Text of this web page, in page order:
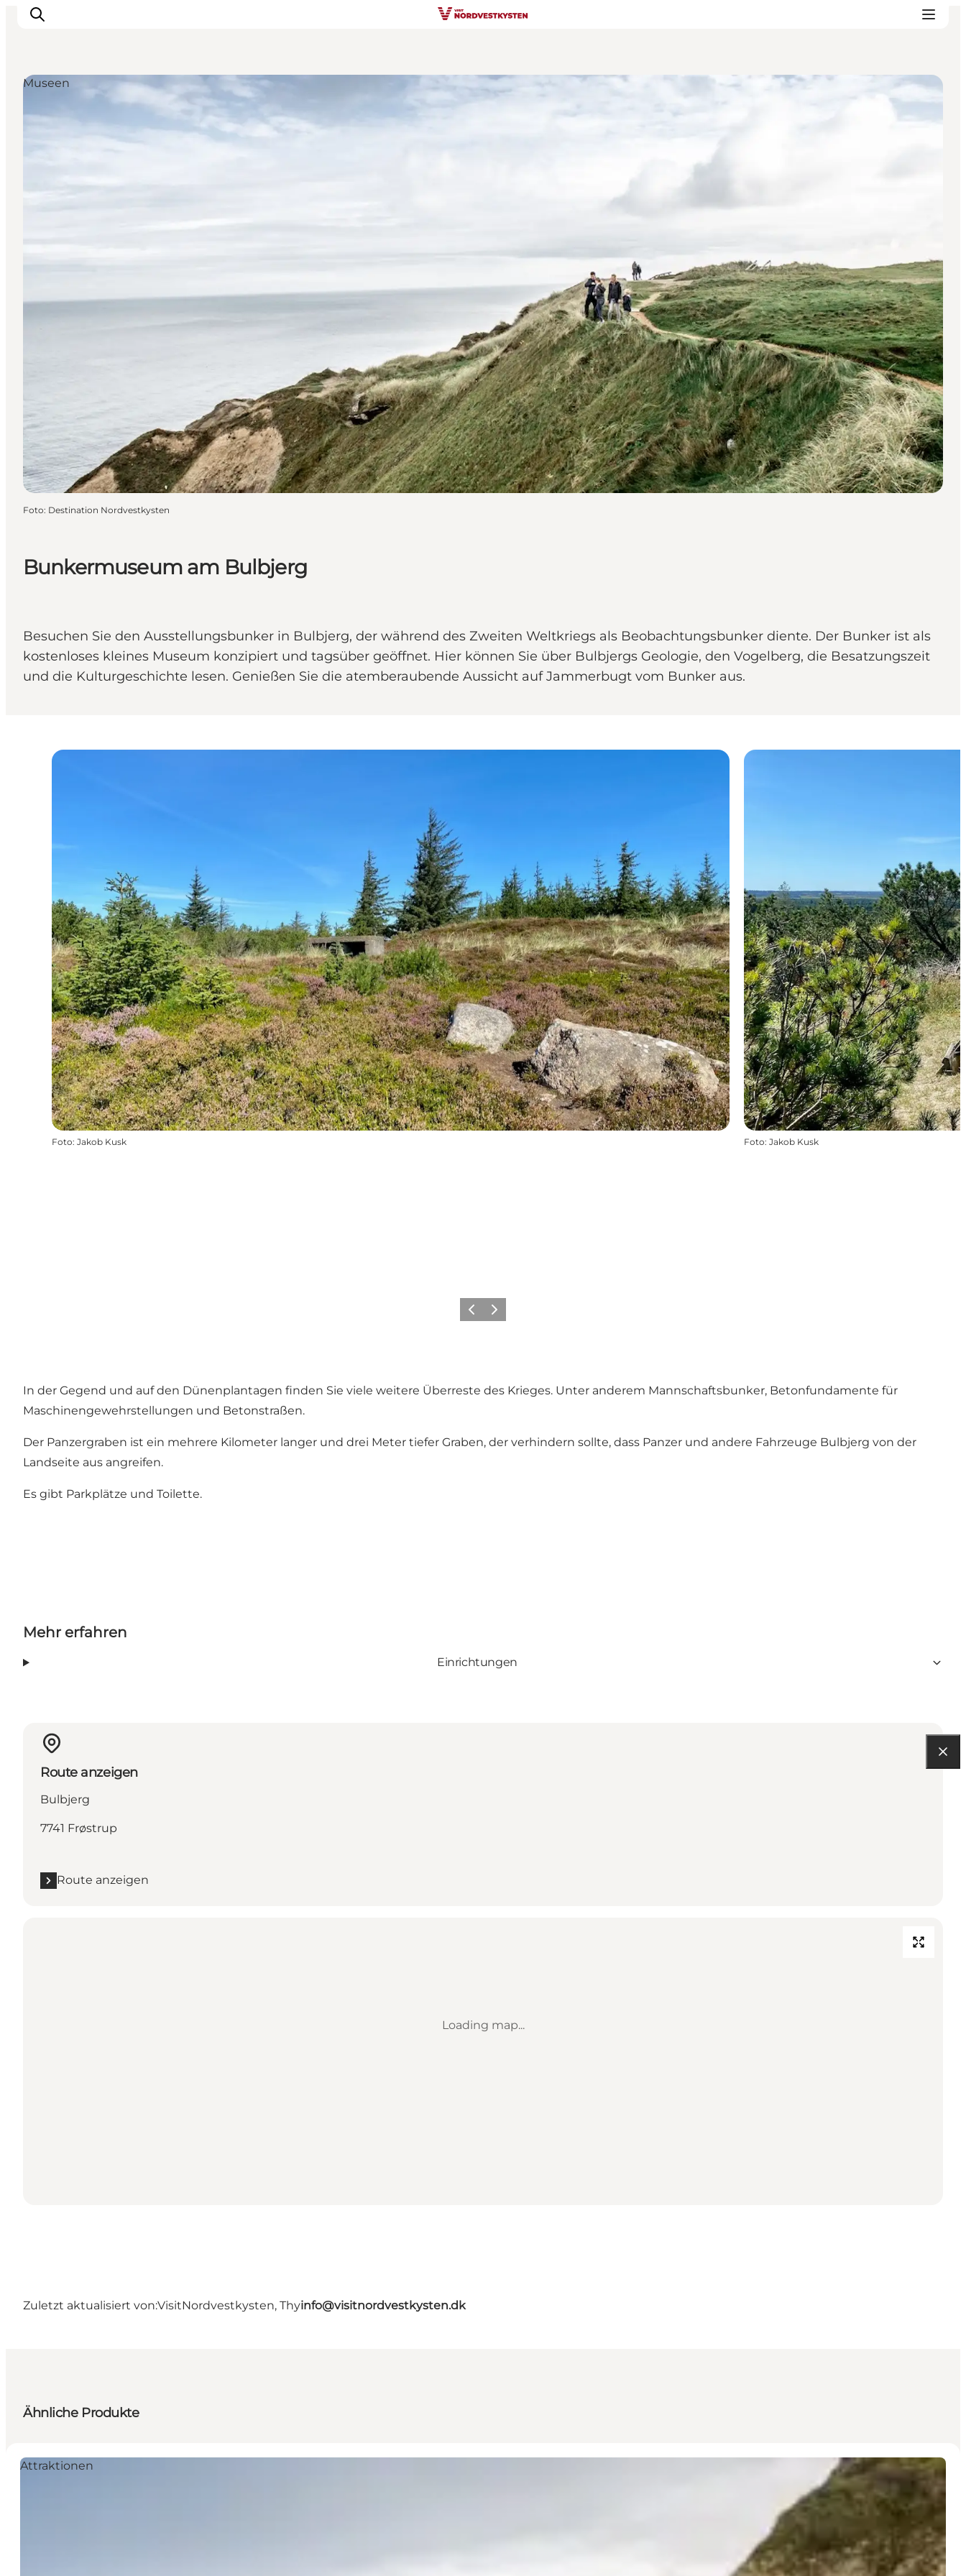
Urlaubsorte
Inspiration
Unterkunft
Mach deine Urlaubsplanung
Bunkermuseum am Bulbjerg
Besuchen Sie den Ausstellungsbunker in Bulbjerg, der während des Zweiten Weltkriegs als Beobachtungsbunker diente. Der Bunker ist als
kostenloses kleines Museum konzipiert und tagsüber geöffnet. Hier können Sie über Bulbjergs Geologie, den Vogelberg, die Besatzungszeit
und die Kulturgeschichte lesen. Genießen Sie die atemberaubende Aussicht auf Jammerbugt vom Bunker aus.
Museen
Foto: Destination Nordvestkysten
Foto: Jakob Kusk Foto: Jakob Kusk
ZurückWeiter
In der Gegend und auf den Dünenplantagen finden Sie viele weitere Überreste des Krieges. Unter anderem Mannschaftsbunker, Betonfundamente für
Maschinengewehrstellungen und Betonstraßen.
Der Panzergraben ist ein mehrere Kilometer langer und drei Meter tiefer Graben, der verhindern sollte, dass Panzer und andere Fahrzeuge Bulbjerg von der
Landseite aus angreifen.
Es gibt Parkplätze und Toilette.
Mehr erfahren
Einrichtungen
Route anzeigen
Bulbjerg
7741 Frøstrup
Route anzeigen
Loading map...
Zuletzt aktualisiert von:VisitNordvestkysten, Thyinfo@visitnordvestkysten.dk
Ähnliche Produkte
Attraktionen